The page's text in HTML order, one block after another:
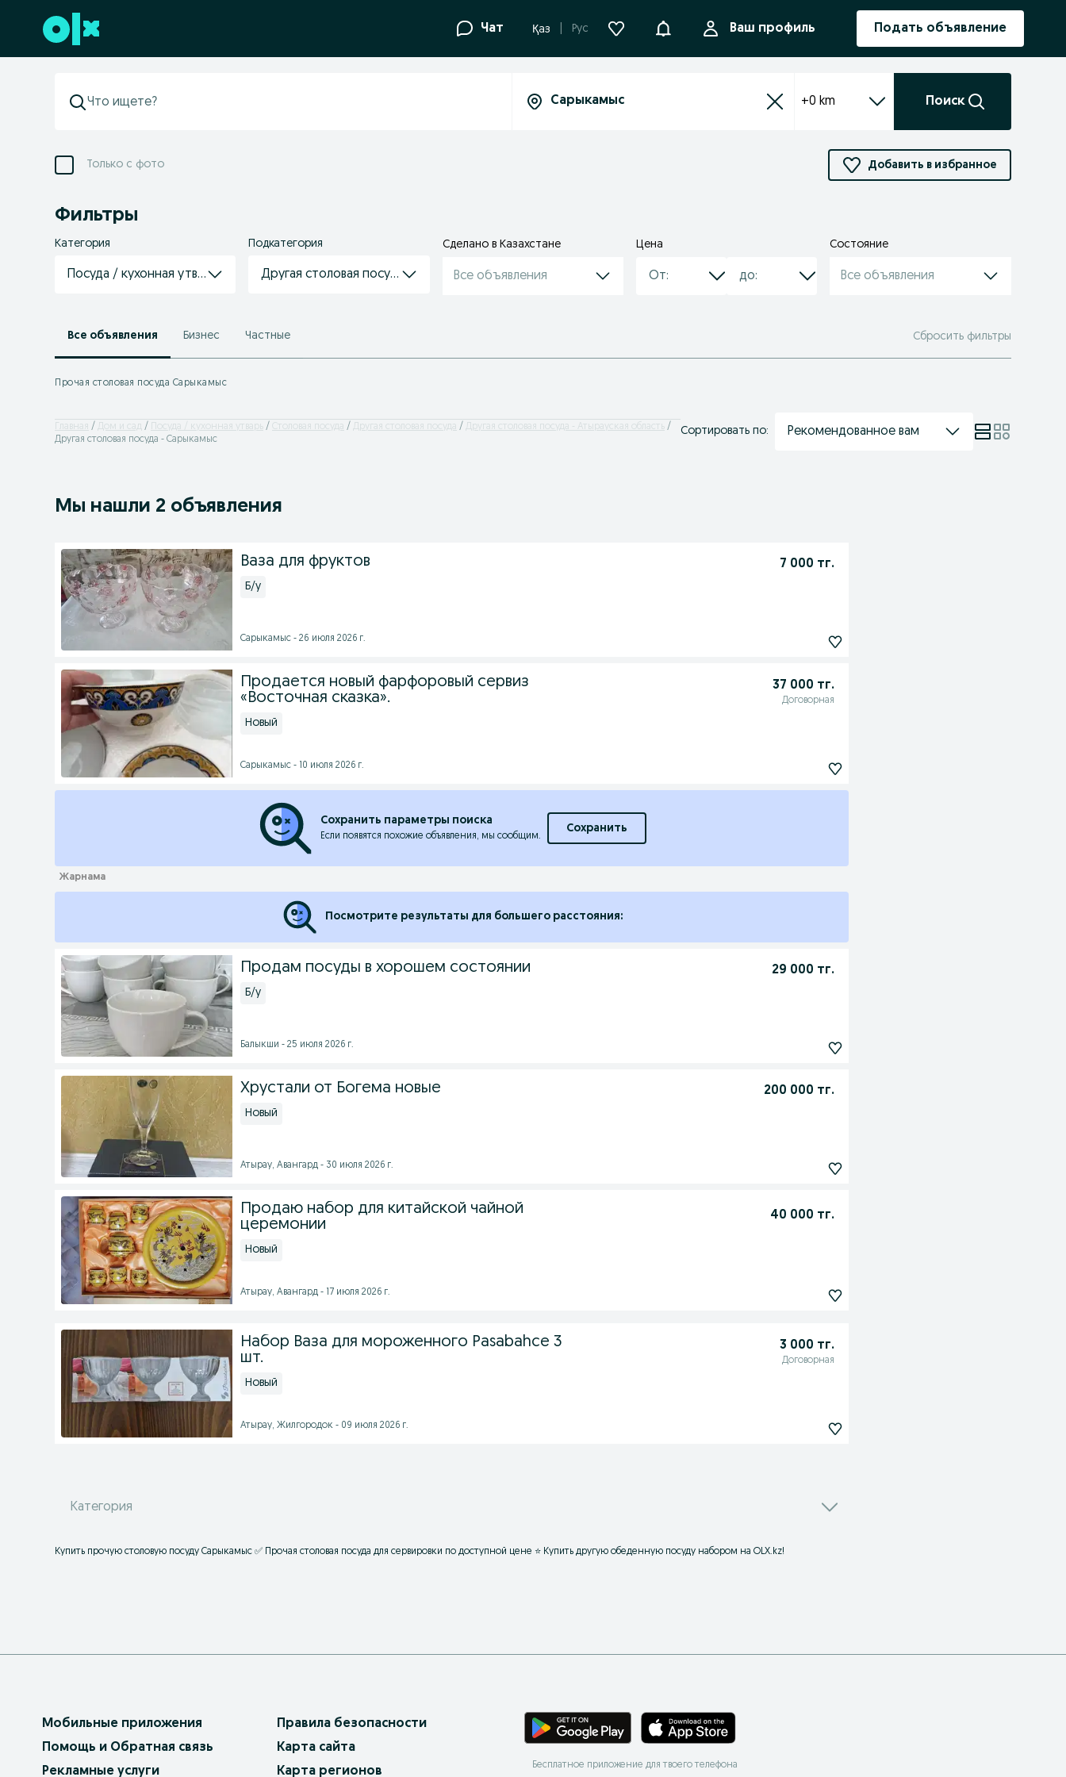
Перейти к нижнему колонтитулу Чат Қаз Рус УведомленияВаш профиль Подать объявление
+0 km Поиск
Только с фото Добавить в избранное
Фильтры
Категория
Посуда / кухонная утварь
Подкатегория
Другая столовая посуда
Сделано в Казахстане
Все объявления
Цена Состояние
Все объявления
Все объявления Бизнес Частные Сбросить фильтры
Прочая столовая посуда Сарыкамыс
Главная Дом и сад Посуда / кухонная утварь Столовая посуда Другая столовая посуда
Другая столовая посуда - Атырауская область
Другая столовая посуда - Сарыкамыс
Сортировать по: Рекомендованное вам
Мы нашли 2 объявления
Ваза для фруктов 7 000 тг.
Б/у
Сарыкамыс - 26 июля 2026 г.
Продается новый фарфоровый сервиз
«Восточная сказка».
37 000 тг.
Договорная
Новый
Сарыкамыс - 10 июля 2026 г.
Сохранить параметры поиска
Если появятся похожие объявления, мы сообщим.
Сохранить
Посмотрите результаты для большего расстояния:
Продам посуды в хорошем состоянии 29 000 тг.
Б/у
Балыкши - 25 июля 2026 г.
Хрустали от Богема новые 200 000 тг.
Новый
Атырау, Авангард - 30 июля 2026 г.
Продаю набор для китайской чайной
церемонии
40 000 тг.
Новый
Атырау, Авангард - 17 июля 2026 г.
Набор Ваза для мороженного Pasabahce 3
шт.
3 000 тг.
Договорная
Новый
Атырау, Жилгородок - 09 июля 2026 г.
Категория
Купить прочую столовую посуду Сарыкамыс ✅ Прочая столовая посуда для сервировки по доступной цене ⭐ Купить другую обеденную посуду набором на OLX.kz!
Мобильные приложения
Помощь и Обратная связь
Рекламные услуги
Правила безопасности
Карта сайта
Карта регионов
Бесплатное приложение для твоего телефона